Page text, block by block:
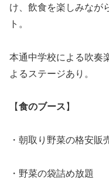
け、飲食を楽しみなが
ト。
本通中学校による吹奏
よるステージあり。
【食のブース 】
・朝取り野菜の格安販
・野菜の袋詰め放題